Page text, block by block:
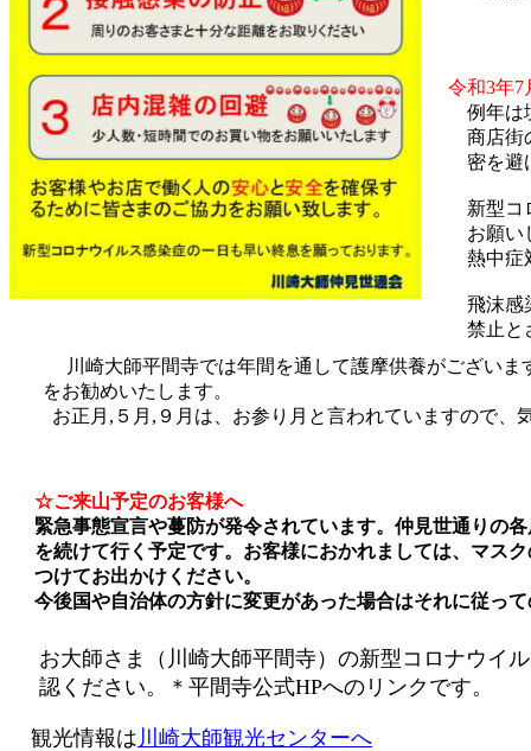
令和3年
例年は境
商店街の
密を避け
新型コロ
お願いし
熱中症対
飛沫感染
禁止とさ
川崎大師平間寺では年間を通して護摩供養がござい
をお勧めいたします。
お正月,５月,９月は、お参り月と言われていますので、
観光情報は 川崎大師観光センターへ
お大師さま（川崎大師平間寺）の新型コロナウイ
認ください。＊平間寺公式HPへのリンクです。
☆ご来山予定のお客様へ
緊急事態宣言や蔓防が発令されています。仲見世通りの
を続けて行く予定です。お客様におかれましては、マス
つけてお出かけください。
今後国や自治体の方針に変更があった場合はそれに従っ